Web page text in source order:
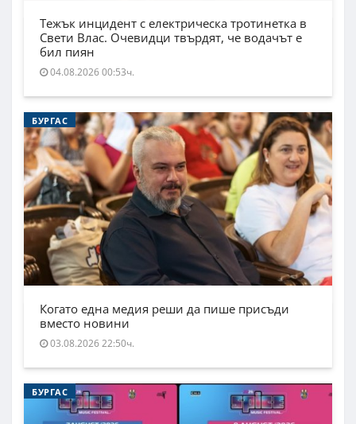
Тежък инцидент с електрическа тротинетка в
Свети Влас. Очевидци твърдят, че водачът е
бил пиян
04.08.2026 00:53ч.
БУРГАС
Когато една медия реши да пише присъди
вместо новини
03.08.2026 22:50ч.
БУРГАС